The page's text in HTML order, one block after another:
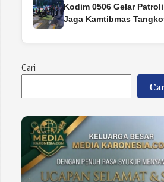
Kodim 0506 Gelar
Jaga Kamtibmas
Cari